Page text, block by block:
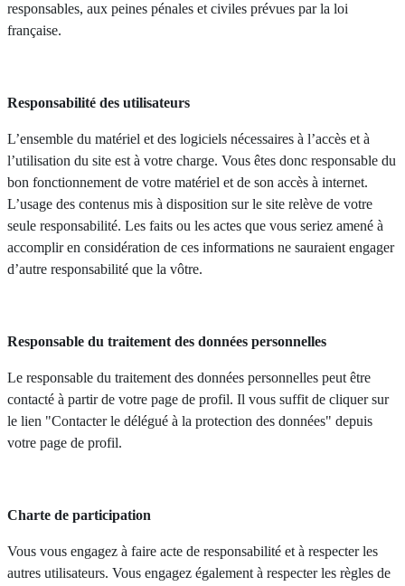
responsables, aux peines pénales et civiles prévues par la loi
française.
Responsabilité des utilisateurs
L’ensemble du matériel et des logiciels nécessaires à l’accès et à
l’utilisation du site est à votre charge. Vous êtes donc responsable du
bon fonctionnement de votre matériel et de son accès à internet.
L’usage des contenus mis à disposition sur le site relève de votre
seule responsabilité. Les faits ou les actes que vous seriez amené à
accomplir en considération de ces informations ne sauraient engager
d’autre responsabilité que la vôtre.
Responsable du traitement des données personnelles
Le responsable du traitement des données personnelles peut être
contacté à partir de votre page de profil. Il vous suffit de cliquer sur
le lien "Contacter le délégué à la protection des données" depuis
votre page de profil.
Charte de participation
Vous vous engagez à faire acte de responsabilité et à respecter les
autres utilisateurs. Vous engagez également à respecter les règles de